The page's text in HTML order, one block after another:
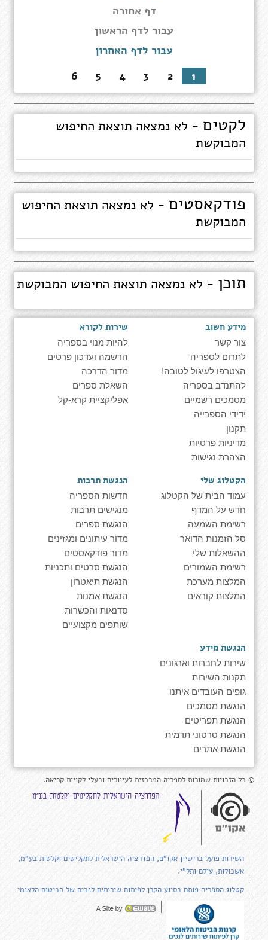
דף אחורה
עבור
הראשון
עבור לדף הראשון
עבור לדף האחרון
1
2
3
4
5
6
לקטים - לא נמצאה תוצאת החיפוש
המבוקשת
פודקאסטים - לא נמצאה תוצאת החיפוש
המבוקשת
תוכן - לא נמצאה תוצאת החיפוש המבוקשת
מידע חשוב
צור קשר
לתרום לספריה
הצטרפו לעיגול לטובה!
להתנדב בספריה
מסמכים רשמיים
ידידי הספרייה
תקנון
מדיניות פרטיות
הצהרת נגישות
שירות לקורא
להיות מנוי בספריה
הרשמה ועדכון פרטים
מדור הדרכה
השאלת ספרים
אפליקציית קרא-קל
הקטלוג שלי
עמוד הבית של הקטלוג
חדש על המדף
רשימת השמעה
סל הזמנות הדואר
ההשאלות שלי
רשימת השמורים
המלצות מערכת
המלצות קוראים
הנגשת תרבות
חדשות הספריה
מנגישים תרבות
הנגשת ספרים
מדור עיתונים ומגזינים
מדור פודקאסטים
הנגשת סרטים ותכניות
הנגשת תיאטרון
הנגשת אמנות
סדנאות והכשרות
שותפים מקצועיים
הנגשת מידע
שירות לחברות וארגונים
תקנות השירות
גופים העובדים איתנו
הנגשת מסמכים
הנגשת תפריטים
הנגשת סרטוני תדמית
הנגשת אתרים
© כל הזכויות שמורות לספריה המרכזית לעיוורים ובעלי לקויות קריאה.
השירות פועל ברישיון אקו"ם, הפדרציה הישראלית לתקליטים וקלטות בע"מ,
אשכולות, עילם ותל"י.
קטלוג הספריה פותח בסיוע הקרן לפיתוח שירותים לנכים של הביטוח הלאומי